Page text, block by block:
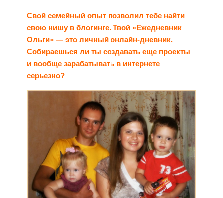
Свой семейный опыт позволил тебе найти
свою нишу в блогинге. Твой «Ежедневник
Ольги» — это личный онлайн-дневник.
Собираешься ли ты создавать еще проекты
и вообще зарабатывать в интернете
серьезно?